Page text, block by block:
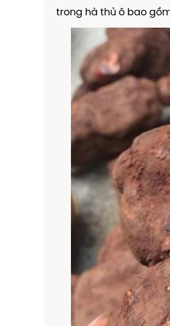
trong hà thủ ô bao